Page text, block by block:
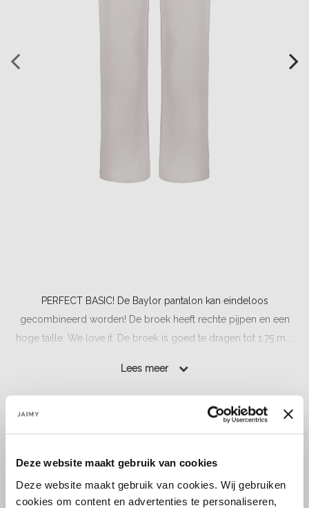
Deze website maakt gebruik van cookies
Deze website maakt gebruik van cookies. Wij gebruiken
cookies om content en advertenties te personaliseren,
PERFECT BASIC! De Baylor pantalon kan eindeloos
gecombineerd worden! De broek heeft rechte pijpen en een
hoge taille. We love it. De broek is goed te dragen tot 1.75 m....
Lees meer
S M
Select a size